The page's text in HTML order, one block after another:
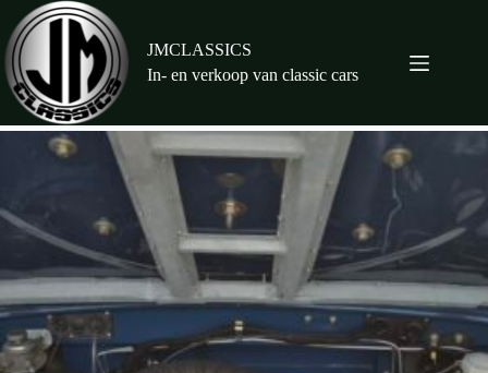
naar
de
inhoud
JMCLASSICS
In- en verkoop van classic cars